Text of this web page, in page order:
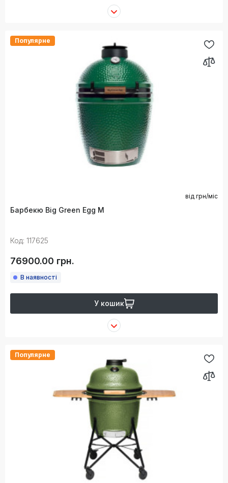
Популярне
від грн/міс
Барбекю Big Green Egg M
Код: 117625
76900.00 грн.
В наявності
У кошик
Популярне